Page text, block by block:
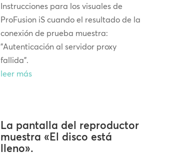
Instrucciones para los visuales de
ProFusion iS cuando el resultado de la
conexión de prueba muestra:
"Autenticación al servidor proxy
fallida".
leer más
La pantalla del reproductor
muestra «El disco está
lleno».